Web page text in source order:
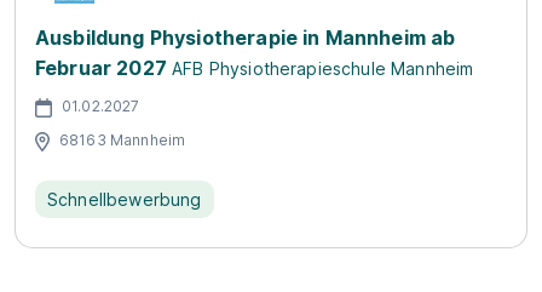
Ausbildung Physiotherapie in Mannheim ab
Februar 2027 AFB Physiotherapieschule Mannheim
01.02.2027
68163 Mannheim
Schnellbewerbung